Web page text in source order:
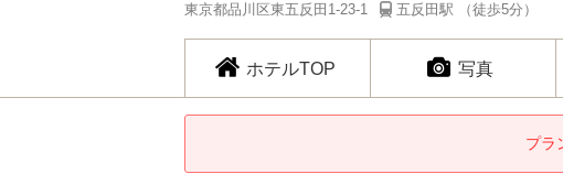
東京都品川区東五反田1-23-1 五反田駅 （徒歩5分）
ホテルTOP 写真
プラ